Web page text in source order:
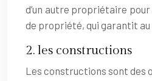
d’un autre propriétaire
de propriété, qui garantit
2. les constructions
Les constructions sont des